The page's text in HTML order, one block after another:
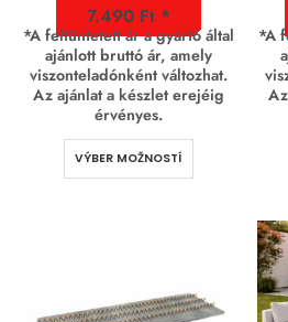
7.490 Ft
*A feltüntetett ár a gyártó által
ajánlott bruttó ár, amely
viszonteladónként változhat.
Az ajánlat a készlet erejéig
érvényes.
VÝBER MOŽNOSTÍ
*A